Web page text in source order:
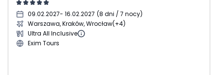
09.02.2027- 16.02.2027 (8 dni / 7 nocy)
Warszawa, Kraków, Wrocław(+4)
Ultra All Inclusive
Exim Tours